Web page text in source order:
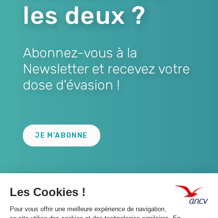
les deux ?
Abonnez-vous à la
Newsletter et recevez votre
dose d'évasion !
JE M'ABONNE